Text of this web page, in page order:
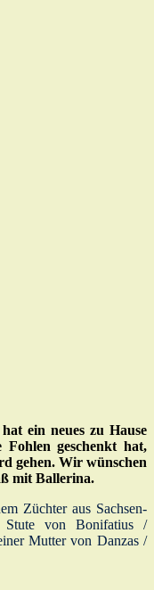
ein neues zu Hause
Fohlen geschenkt hat,
gehen. Wir wünschen
mit Ballerina.
Züchter aus Sachsen-
von Bonifatius /
Mutter von Danzas /